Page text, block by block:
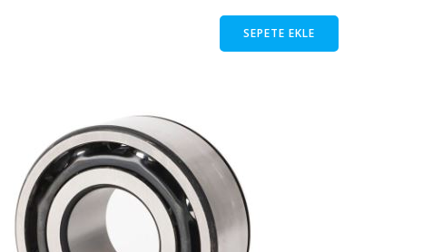
SEPETE EKLE